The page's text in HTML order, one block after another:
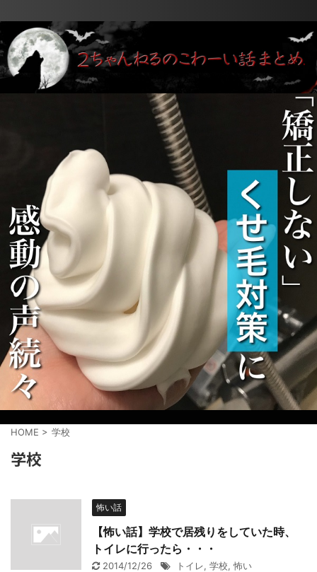
HOME > 学校
学校
怖い話
【怖い話】学校で居残りをしていた時、
トイレに行ったら・・・
2014/12/26 トイレ, 学校, 怖い